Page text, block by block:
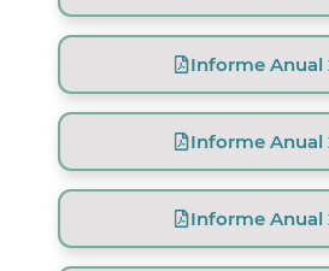
Informe Anual
Informe Anual
Informe Anual